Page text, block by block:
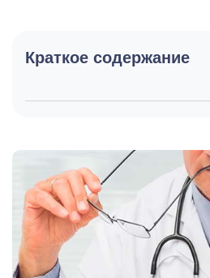
Краткое содержание